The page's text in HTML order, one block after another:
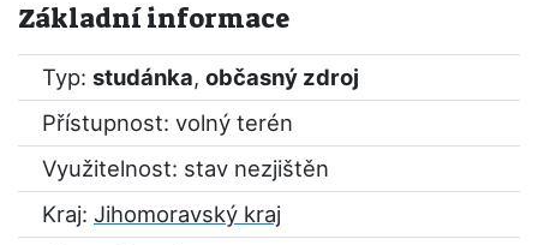
Základní informace
Typ: studánka, občasný zdroj
Přístupnost: volný terén
Využitelnost: stav nezjištěn
Kraj: Jihomoravský kraj